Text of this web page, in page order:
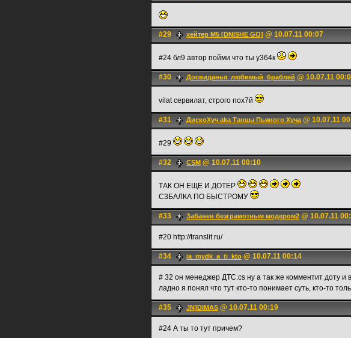
#29 хейтер М5 [DNISHE GO] @ 10.07.11 00:07
#24 бл9 автор пойми что ты у364к
#30 Досвиданья_любимый_браблей @ 10.07.11
vilat сервилат, строго пох7й
#31 ДискоХуч aka Танцы Пьяного Хуча@ 10.07.11
#29
#32 CSM @ 10.07.11 00:10
ТАК ОН ЕЩЕ И ДОТЕР
С3БАЛКА ПО БЫСТРОМУ
#33 Забанен безграмотным модером2 @ 10.07.11
#20 http://translit.ru/
#34 ia_mydk_a_ti_kto @ 10.07.11 00:14
# 32 он менеджер ДТС.cs ну а так же комментит доту и
ладно я понял что тут кто-то понимает суть, кто-то
#35 JN]DIMAS @ 10.07.11 00:19
#24 А ты то тут причем?